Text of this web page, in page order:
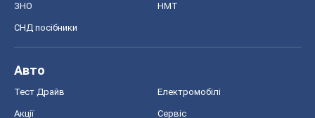
ЗНО НМТ
СНД посібники
Авто
Тест Драйв Електромобілі
Акції Сервіс